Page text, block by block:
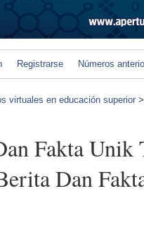
Registrarse Números
virtuales en educación superior
Fakta Unik
Dan